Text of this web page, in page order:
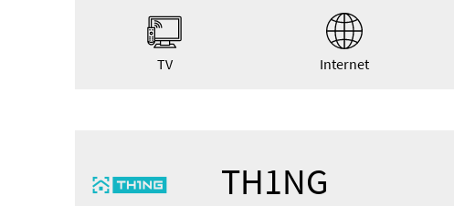
TV Internet
TH1NG